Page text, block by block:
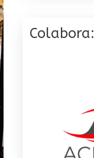
Colabora: